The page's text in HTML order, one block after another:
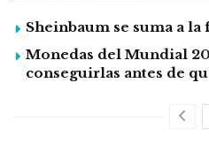
Sheinbaum se suma a
Monedas del Mundial
conseguirlas antes de